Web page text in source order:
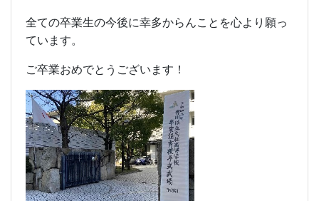
全ての卒業生の今後に幸多からんことを心より願っ
ています。
ご卒業おめでとうございます！